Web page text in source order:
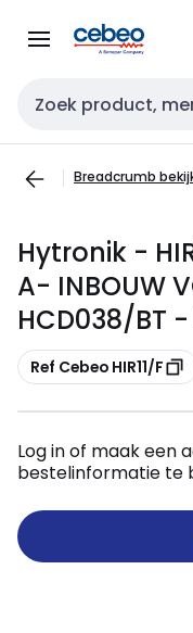
naar
naar
Zoekveld invoer
Breadcrumb
Hytronik -
A- INBOUW
HCD038/BT -
Kopiëren
Ref Cebeo HIR11/F
Log in of maak een
bestelinformatie te